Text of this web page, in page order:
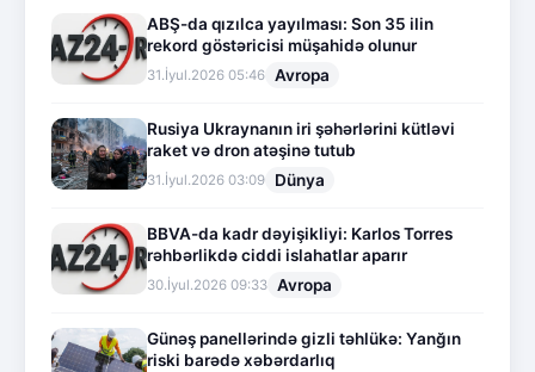
ABŞ-da qızılca yayılması: Son 35 ilin
rekord göstəricisi müşahidə olunur
31.İyul.2026 05:46 Avropa
Rusiya Ukraynanın iri şəhərlərini kütləvi
raket və dron atəşinə tutub
31.İyul.2026 03:09 Dünya
BBVA-da kadr dəyişikliyi: Karlos Torres
rəhbərlikdə ciddi islahatlar aparır
30.İyul.2026 09:33 Avropa
Günəş panellərində gizli təhlükə: Yanğın
riski barədə xəbərdarlıq